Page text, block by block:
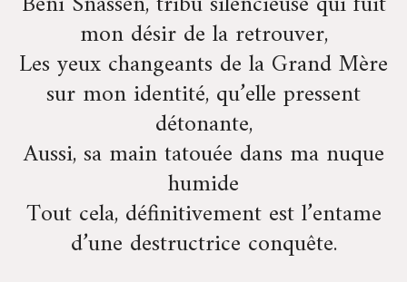
mon désir de la retrouver,
Les yeux changeants de la Grand Mère
sur mon identité, qu’elle pressent
détonante,
Aussi, sa main tatouée dans ma nuque
humide
Tout cela, définitivement est l’entame
d’une destructrice conquête.